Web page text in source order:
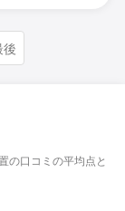
後
の口コミの平均点と